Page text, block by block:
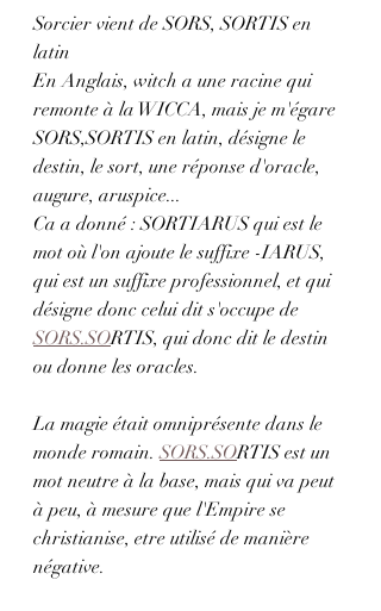
Sorcier vient de SORS, SORTIS en
latin
En Anglais, witch a une racine qui
remonte à la WICCA, mais je m'égare
SORS,SORTIS en latin, désigne le
destin, le sort, une réponse d'oracle,
augure, aruspice...
Ca a donné : SORTIARUS qui est le
mot où l'on ajoute le suffixe -IARUS,
qui est un suffixe professionnel, et qui
désigne donc celui dit s'occupe de
SORS.SORTIS, qui donc dit le destin
ou donne les oracles.
La magie était omniprésente dans le
monde romain. SORS.SORTIS est un
mot neutre à la base, mais qui va peut
à peu, à mesure que l'Empire se
christianise, etre utilisé de manière
négative.